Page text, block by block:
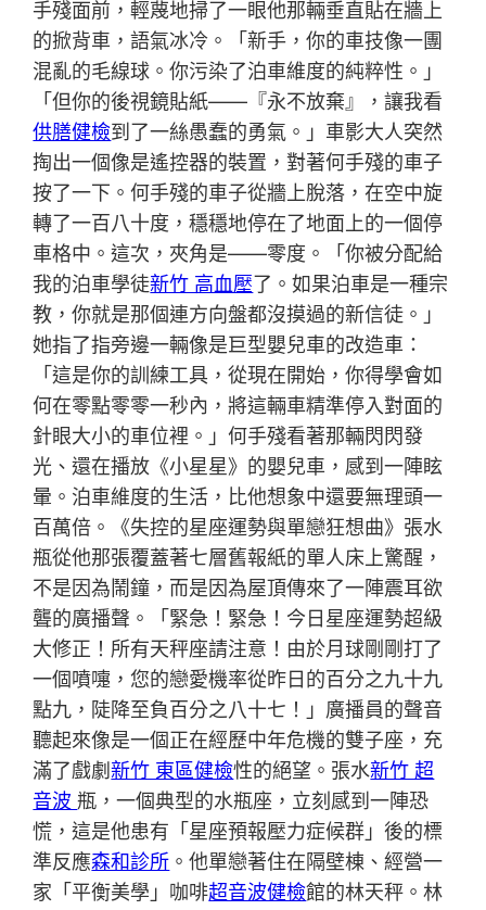
手殘面前，輕蔑地掃了一眼他那輛垂直貼在牆上
的掀背車，語氣冰冷。「新手，你的車技像一團
混亂的毛線球。你污染了泊車維度的純粹性。」
「但你的後視鏡貼紙——『永不放棄』，讓我看
供膳健檢到了一絲愚蠢的勇氣。」車影大人突然
掏出一個像是遙控器的裝置，對著何手殘的車子
按了一下。何手殘的車子從牆上脫落，在空中旋
轉了一百八十度，穩穩地停在了地面上的一個停
車格中。這次，夾角是——零度。「你被分配給
我的泊車學徒新竹 高血壓了。如果泊車是一種宗
教，你就是那個連方向盤都沒摸過的新信徒。」
她指了指旁邊一輛像是巨型嬰兒車的改造車：
「這是你的訓練工具，從現在開始，你得學會如
何在零點零零一秒內，將這輛車精準停入對面的
針眼大小的車位裡。」何手殘看著那輛閃閃發
光、還在播放《小星星》的嬰兒車，感到一陣眩
暈。泊車維度的生活，比他想象中還要無理頭一
百萬倍。《失控的星座運勢與單戀狂想曲》張水
瓶從他那張覆蓋著七層舊報紙的單人床上驚醒，
不是因為鬧鐘，而是因為屋頂傳來了一陣震耳欲
聾的廣播聲。「緊急！緊急！今日星座運勢超級
大修正！所有天秤座請注意！由於月球剛剛打了
一個噴嚏，您的戀愛機率從昨日的百分之九十九
點九，陡降至負百分之八十七！」廣播員的聲音
聽起來像是一個正在經歷中年危機的雙子座，充
滿了戲劇新竹 東區健檢性的絕望。張水新竹 超
音波瓶，一個典型的水瓶座，立刻感到一陣恐
慌，這是他患有「星座預報壓力症候群」後的標
準反應森和診所 。他單戀著住在隔壁棟、經營一
家「平衡美學」咖啡超音波健檢館的林天秤。林